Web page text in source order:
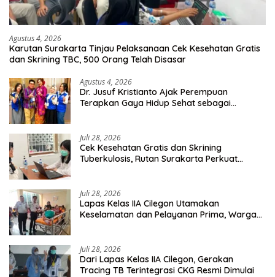
Agustus 4, 2026
Karutan Surakarta Tinjau Pelaksanaan Cek Kesehatan Gratis
dan Skrining TBC, 500 Orang Telah Disasar
Agustus 4, 2026
Dr. Jusuf Kristianto Ajak Perempuan
Terapkan Gaya Hidup Sehat sebagai
Juli 28, 2026
Cek Kesehatan Gratis dan Skrining
Tuberkulosis, Rutan Surakarta Perkuat
Juli 28, 2026
Lapas Kelas IIA Cilegon Utamakan
Keselamatan dan Pelayanan Prima, Warga
Juli 28, 2026
Dari Lapas Kelas IIA Cilegon, Gerakan
Tracing TB Terintegrasi CKG Resmi Dimulai